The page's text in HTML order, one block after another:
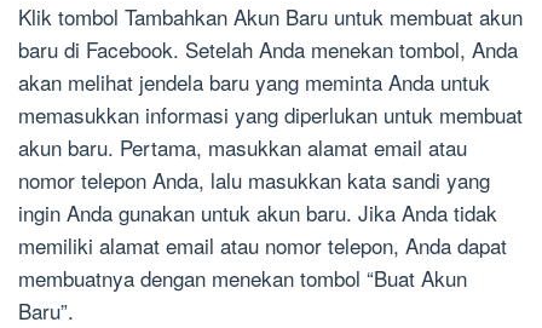
Klik tombol Tambahkan Akun Baru untuk membuat akun
baru di Facebook. Setelah Anda menekan tombol, Anda
akan melihat jendela baru yang meminta Anda untuk
memasukkan informasi yang diperlukan untuk membuat
akun baru. Pertama, masukkan alamat email atau
nomor telepon Anda, lalu masukkan kata sandi yang
ingin Anda gunakan untuk akun baru. Jika Anda tidak
memiliki alamat email atau nomor telepon, Anda dapat
membuatnya dengan menekan tombol “Buat Akun
Baru”.